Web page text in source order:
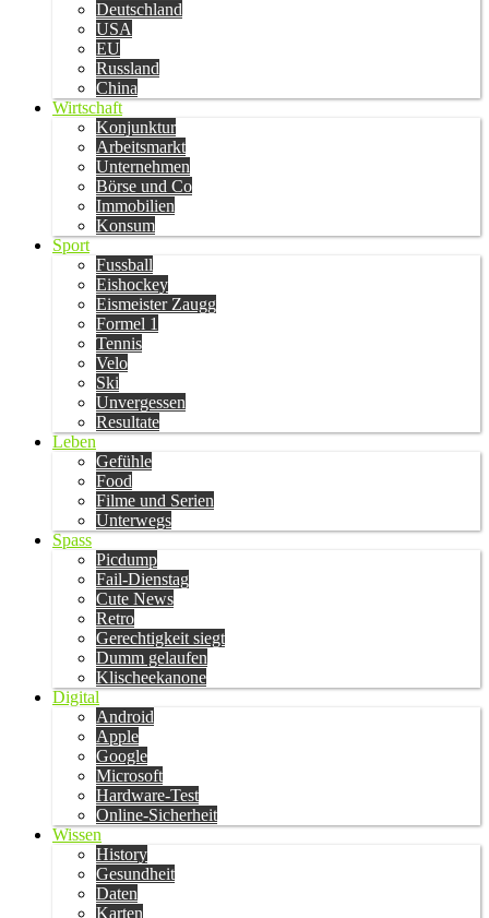
Deutschland
USA
EU
Russland
China
Wirtschaft
Konjunktur
Arbeitsmarkt
Unternehmen
Börse und Co
Immobilien
Konsum
Sport
Fussball
Eishockey
Eismeister Zaugg
Formel 1
Tennis
Velo
Ski
Unvergessen
Resultate
Leben
Gefühle
Food
Filme und Serien
Unterwegs
Spass
Picdump
Fail-Dienstag
Cute News
Retro
Gerechtigkeit siegt
Dumm gelaufen
Klischeekanone
Digital
Android
Apple
Google
Microsoft
Hardware-Test
Online-Sicherheit
Wissen
History
Gesundheit
Daten
Karten